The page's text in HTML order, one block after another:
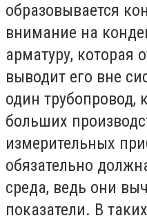
образовывается
внимание на
арматуру, которая
выводит его вне
один трубопровод,
больших
измерительных
обязательно
среда, ведь они
показатели. В